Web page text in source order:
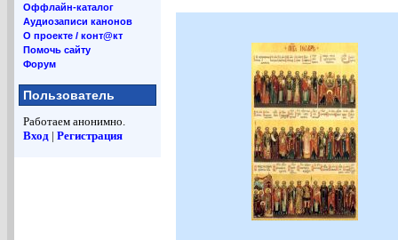
Оффлайн-каталог
Аудиозаписи канонов
О проекте / конт@кт
Помочь сайту
Форум
Пользователь
Работаем анонимно.
Вход | Регистрация